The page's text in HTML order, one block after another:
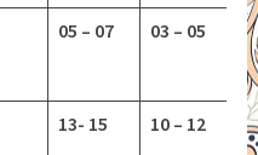
05 – 07 03 – 05
13- 15 10 – 12